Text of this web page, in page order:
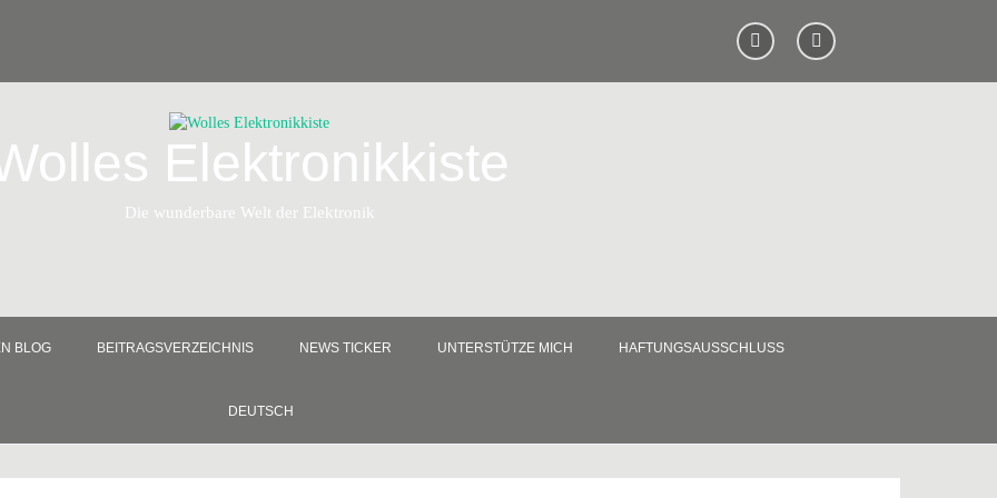
Elektronikkiste
Die wunderbare Welt der Elektronik
BLOG BEITRAGSVERZEICHNIS NEWS TICKER UNTERSTÜTZE MICH HAFTUNGSAUSSCHLUSS
DEUTSCH